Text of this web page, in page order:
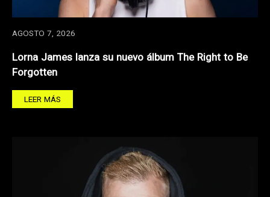
AGOSTO 7, 2026
Lorna James lanza su nuevo álbum The Right to Be
Forgotten
LEER MÁS